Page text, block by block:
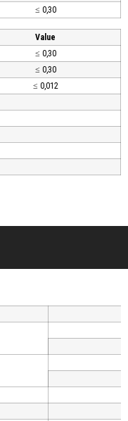
≤ 0,30
Value
≤ 0,30
≤ 0,30
≤ 0,012